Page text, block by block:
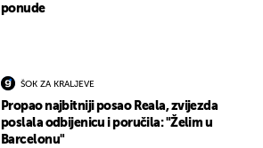
ponude
ŠOK ZA KRALJEVE
Propao najbitniji posao Reala, zvijezda
poslala odbijenicu i poručila: "Želim u
Barcelonu"